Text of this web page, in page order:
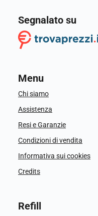
Segnalato su
Menu
Chi siamo
Assistenza
Resi e Garanzie
Condizioni di vendita
Informativa sui cookies
Credits
Refill